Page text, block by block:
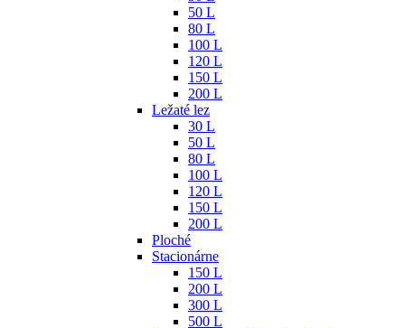
50 L
80 L
100 L
120 L
150 L
200 L
Ležaté lez
30 L
50 L
80 L
100 L
120 L
150 L
200 L
Ploché
Stacionárne
150 L
200 L
300 L
500 L